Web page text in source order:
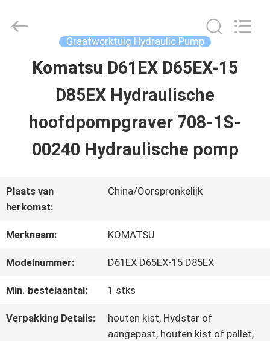
HUIS
PRODUCTEN
VIDEO'S
OVER
ONS
KWALITEITSCONTROLE
Machinery
Graafwerktuig Hydraulic Pump
Komatsu D61EX D65EX-15
D85EX Hydraulische
hoofdpompgraver 708-1S-
00240 Hydraulische pomp
Plaats van
herkomst:
China/Oorspronkelijk
Merknaam: KOMATSU
Modelnummer: D61EX D65EX-15 D85EX
Min. bestelaantal: 1 stks
Verpakking Details:
houten kist, Hydstar of
aangepast, houten kist of pallet,